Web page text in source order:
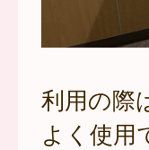
利用の際
よく使用